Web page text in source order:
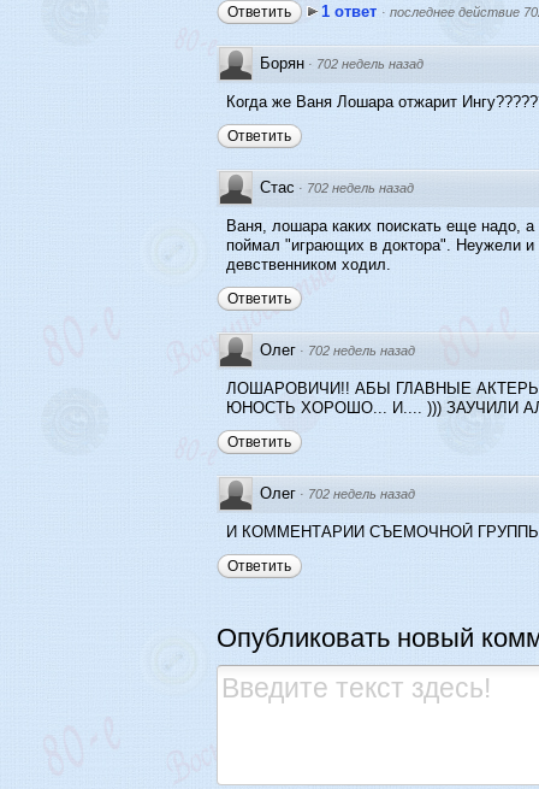
Ответить 1 ответ · последнее действие
Борян · 702 недель назад
Когда же Ваня Лошара отжарит
Ответить
Стас · 702 недель назад
Ваня, лошара каких поискать еще надо,
поймал "играющих в доктора". Неужели и
девственником ходил.
Ответить
Олег · 702 недель назад
ЛОШАРОВИЧИ!! АБЫ ГЛАВНЫЕ
ЮНОСТЬ ХОРОШО... И.... ))) ЗАУЧИЛИ
Ответить
Олег · 702 недель назад
И КОММЕНТАРИИ СЪЕМОЧНОЙ
Ответить
Опубликовать новый